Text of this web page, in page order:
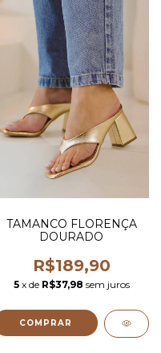
TAMANCO FLORENÇA
DOURADO
R$189,90
5 x de R$37,98 sem juros
COMPRAR